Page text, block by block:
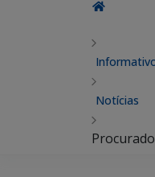
Notícias